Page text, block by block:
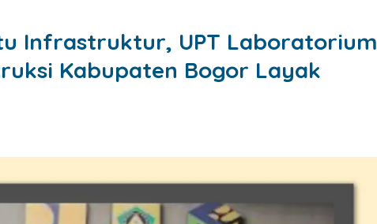
Infrastruktur, UPT Laboratorium
Kabupaten Bogor Layak